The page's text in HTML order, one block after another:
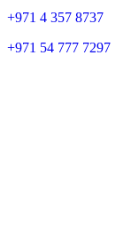
+971 4 357 8737
+971 54 777 7297